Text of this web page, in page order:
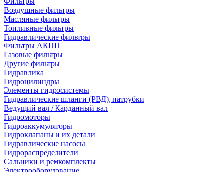
Воздушные фильтры
Масляные фильтры
Топливные фильтры
Гидравлические фильтры
Фильтры АКПП
Газовые фильтры
Другие фильтры
Гидравлика
Гидроцилиндры
Элементы гидросистемы
Гидравлические шланги (РВД), патрубки
Ведущий вал / Карданный вал
Гидромоторы
Гидроаккумуляторы
Гидроклапаны и их детали
Гидравлические насосы
Гидрораспределители
Сальники и ремкомплекты
Электрооборудование